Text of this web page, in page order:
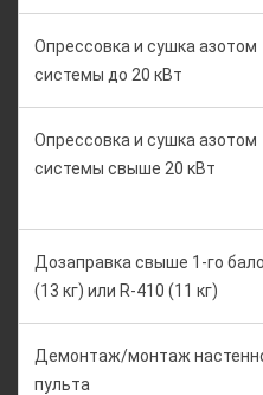
Опрессовка и сушка азотом
системы до 20 кВт
Опрессовка и сушка азотом
системы свыше 20 кВт
Дозаправка свыше 1-го
(13 кг) или R-410 (11 кг)
Демонтаж/монтаж
пульта